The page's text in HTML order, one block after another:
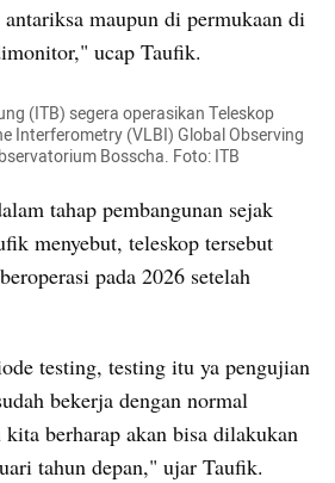
maupun di permukaan di
ucap Taufik.
(ITB) segera operasikan Teleskop
Interferometry (VLBI) Global Observing
Bosscha. Foto: ITB
tahap pembangunan sejak
menyebut, teleskop tersebut
pada 2026 setelah
testing, testing itu ya pengujian
bekerja dengan normal
berharap akan bisa dilakukan
tahun depan," ujar Taufik.